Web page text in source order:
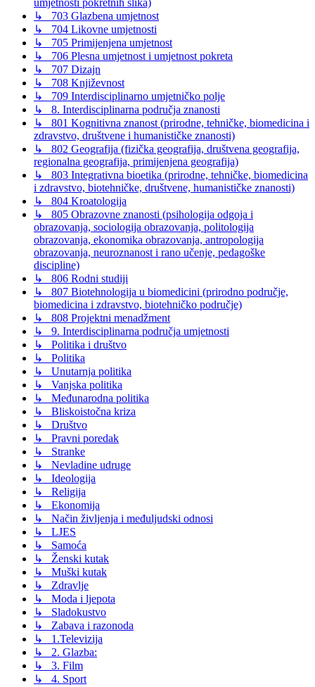
↳ 703 Glazbena umjetnost
↳ 704 Likovne umjetnosti
↳ 705 Primijenjena umjetnost
↳ 706 Plesna umjetnost i umjetnost pokreta
↳ 707 Dizajn
↳ 708 Književnost
↳ 709 Interdisciplinarno umjetničko polje
↳ 8. Interdisciplinarna područja znanosti
↳ 801 Kognitivna znanost (prirodne, tehničke, biomedicina i
zdravstvo, društvene i humanističke znanosti)
↳ 802 Geografija (fizička geografija, društvena geografija,
regionalna geografija, primijenjena geografija)
↳ 803 Integrativna bioetika (prirodne, tehničke, biomedicina
i zdravstvo, biotehničke, društvene, humanističke znanosti)
↳ 804 Kroatologija
↳ 805 Obrazovne znanosti (psihologija odgoja i
obrazovanja, sociologija obrazovanja, politologija
obrazovanja, ekonomika obrazovanja, antropologija
obrazovanja, neuroznanost i rano učenje, pedagoške
discipline)
↳ 806 Rodni studiji
↳ 807 Biotehnologija u biomedicini (prirodno područje,
biomedicina i zdravstvo, biotehničko područje)
↳ 808 Projektni menadžment
↳ 9. Interdisciplinarna područja umjetnosti
↳ Politika i društvo
↳ Politika
↳ Unutarnja politika
↳ Vanjska politika
↳ Međunarodna politika
↳ Bliskoistočna kriza
↳ Društvo
↳ Pravni poredak
↳ Stranke
↳ Nevladine udruge
↳ Ideologija
↳ Religija
↳ Ekonomija
↳ Način življenja i međuljudski odnosi
↳ LJES
↳ Samoća
↳ Ženski kutak
↳ Muški kutak
↳ Zdravlje
↳ Moda i ljepota
↳ Sladokustvo
↳ Zabava i razonoda
↳ 1.Televizija
↳ 2. Glazba:
↳ 3. Film
↳ 4. Sport